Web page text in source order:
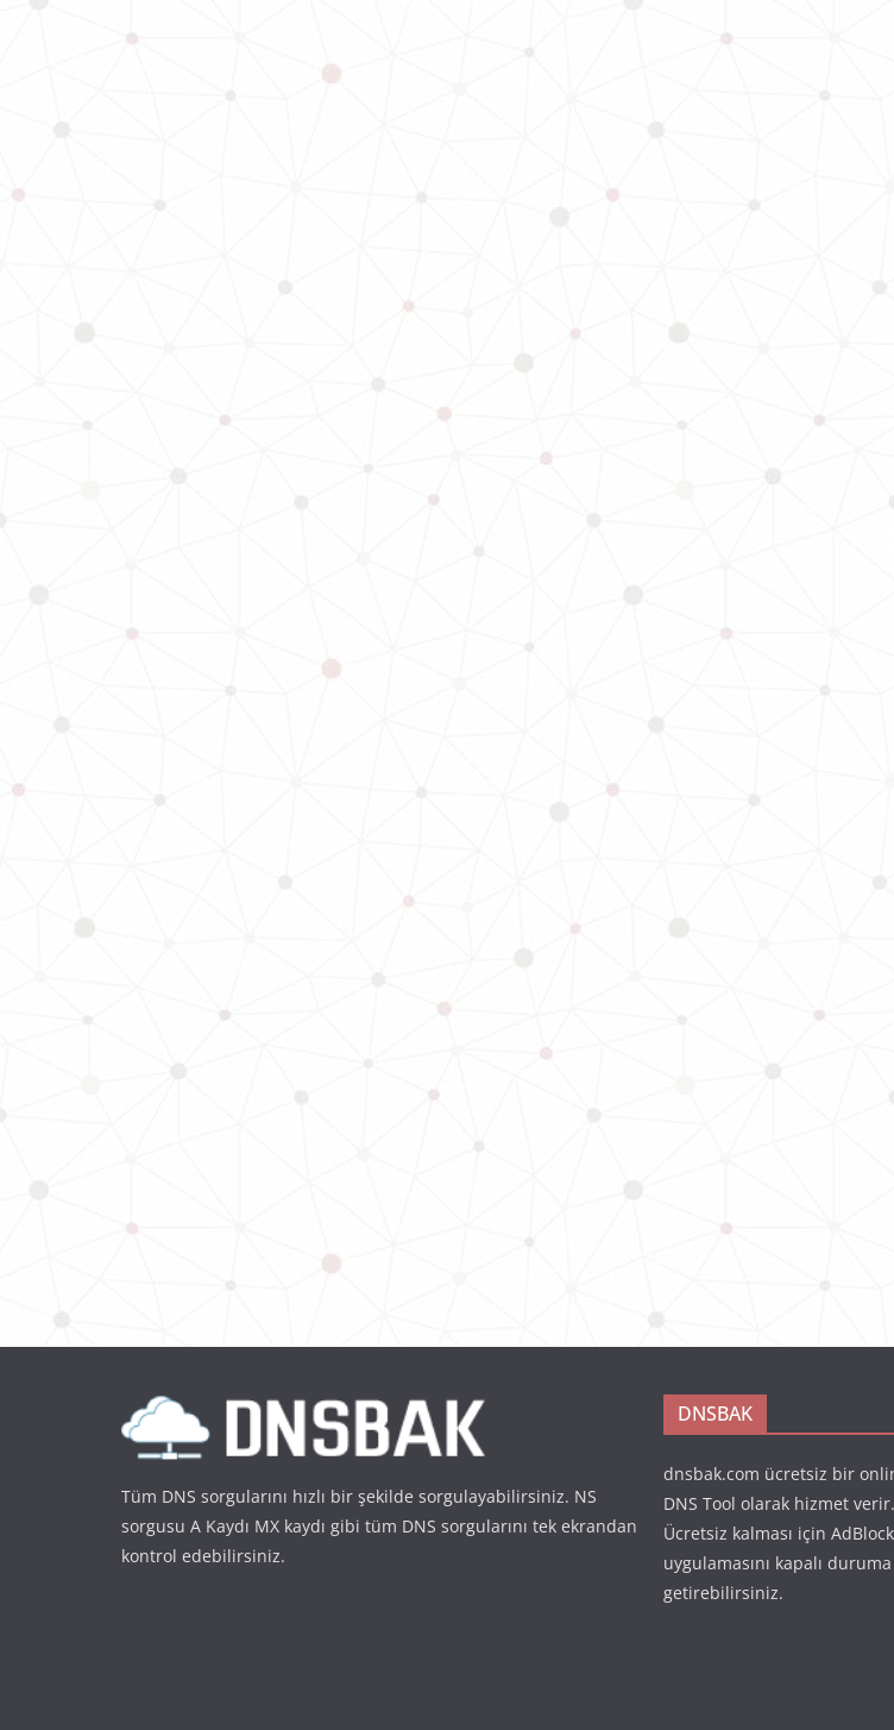
Tüm DNS sorgularını hızlı bir şekilde sorgulayabilirsiniz. NS
sorgusu A Kaydı MX kaydı gibi tüm DNS sorgularını tek ekrandan
kontrol edebilirsiniz.
DNSBAK
dnsbak.com ücretsiz bir
DNS Tool olarak hizmet verir.
Ücretsiz kalması için AdBlock
uygulamasını kapalı duruma
getirebilirsiniz.